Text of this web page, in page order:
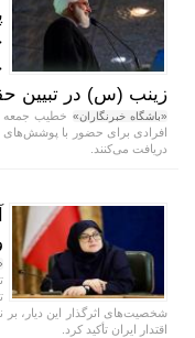
زینب (س) در تبیین
«باشگاه خبرنگاران» خطیب جمعه
افرادی برای حضور با پوشش‌های
دریافت می‌کنند.
شخصیت‌های اثرگذار این دیار،
اقتدار ایران تأکید کرد.